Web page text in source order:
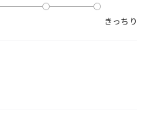
きっちり